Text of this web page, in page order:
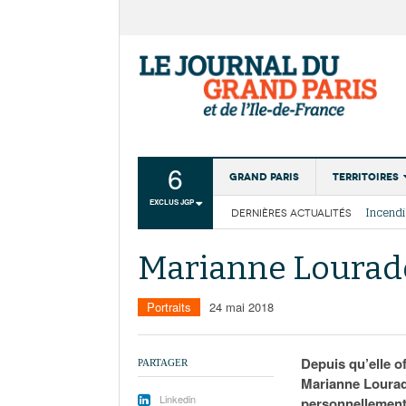
6
EXCLUS JGP
Grand Paris Territoires
Institutions
DERNIÈRES ACTUALITÉS
La
Marianne
Portraits 24 mai 2018
Depuis qu’elle
Marianne
PARTAGER
Linkedin